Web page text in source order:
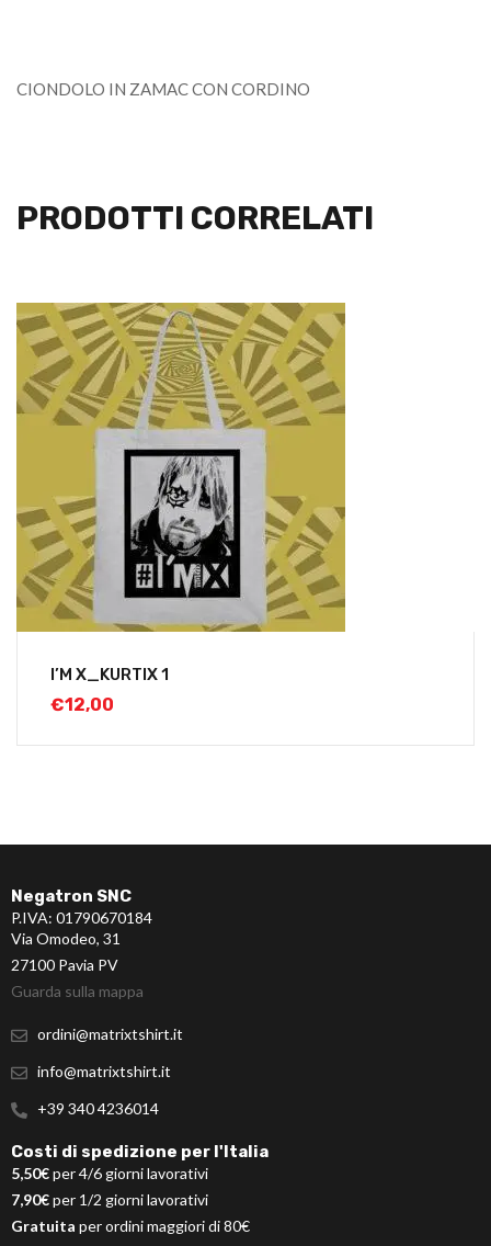
CIONDOLO IN ZAMAC CON CORDINO
PRODOTTI CORRELATI
I’M X_KURTIX 1
€12,00
Negatron SNC
P.IVA: 01790670184
Via Omodeo, 31
27100 Pavia PV
Guarda sulla mappa
ordini@matrixtshirt.it
info@matrixtshirt.it
+39 340 4236014
Costi di spedizione per l'Italia
5,50€per 4/6 giorni lavorativi
7,90€per 1/2 giorni lavorativi
Gratuita per ordini maggiori di 80€